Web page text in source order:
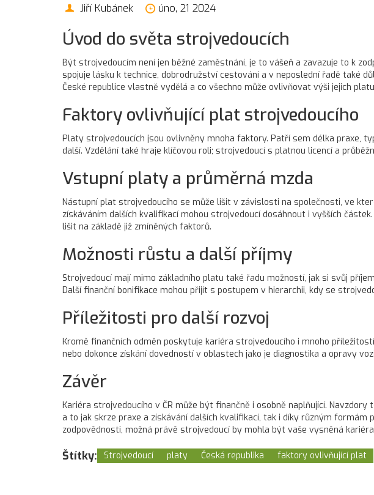
Jiří Kubánek úno, 21 2024
Úvod do světa strojvedoucích
Být strojvedoucím není jen běžné zaměstnání, je to vášeň a zavazuje to k
spojuje lásku k technice, dobrodružství cestování a v neposlední řadě také
České republice vlastně vydělá a co všechno může ovlivňovat výši jejich
Faktory ovlivňující plat strojvedoucího
Platy strojvedoucích jsou ovlivněny mnoha faktory. Patří sem délka praxe,
další. Vzdělání také hraje klíčovou roli; strojvedoucí s platnou licencí a
Vstupní platy a průměrná mzda
Nástupní plat strojvedoucího se může lišit v závislosti na společnosti, ve
získáváním dalších kvalifikací mohou strojvedoucí dosáhnout i vyšších
lišit na základě již zmíněných faktorů.
Možnosti růstu a další příjmy
Strojvedoucí mají mimo základního platu také řadu možností, jak si svůj
Další finanční bonifikace mohou přijít s postupem v hierarchii, kdy se
Příležitosti pro další rozvoj
Kromě finančních odměn poskytuje kariéra strojvedoucího i mnoho
nebo dokonce získání dovedností v oblastech jako je diagnostika a opravy
Závěr
Kariéra strojvedoucího v ČR může být finančně i osobně naplňující.
a to jak skrze praxe a získávání dalších kvalifikací, tak i díky různým
zodpovědnosti, možná právě strojvedoucí by mohla být vaše vysněná
Štítky: Strojvedoucí platy Česká republika faktory ovlivňující plat